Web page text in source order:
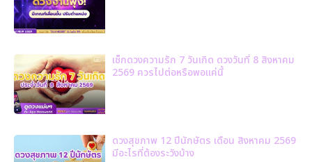
เช็กดวงความรัก 7 วันเกิด ดวงวันที่ 8 สิงหาคม
2569 ควรไปต่อหรือพอแค่นี้
ดวงสุขภาพ 12 ปีนักษัตร เดือน สิงหาคม 2569
มีอะไรที่ต้องระวังบ้าง